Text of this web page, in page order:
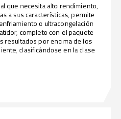
que necesita alto rendimiento,
a sus características, permite
o ultracongelación
completo con el paquete
resultados por encima de los
clasificándose en la clase